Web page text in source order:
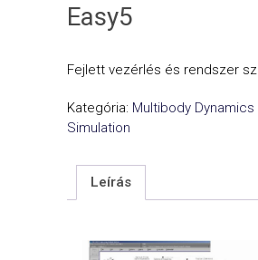
Easy5
Fejlett vezérlés és rendszer
Kategória: Multibody Dynamics
Simulation
Leírás